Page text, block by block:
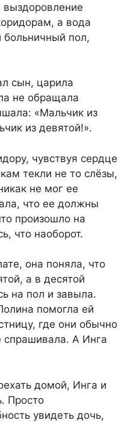
а вода
больничный пол,
сын, царила
не обращала
«Мальчик из
из девятой!».
чувствуя сердце
текли не то слёзы,
не мог ее
что ее должны
произошло на
что наоборот.
она поняла, что
а в десятой
на пол и завыла.
помогла ей
где они обычно
спрашивала. А Инга
домой, Инга и
Просто
увидеть дочь,